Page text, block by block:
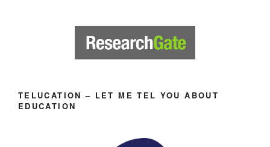
TELUCATION – LET ME TEL YOU ABOUT
EDUCATION